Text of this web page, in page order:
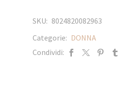
SKU: 8024820082963
Categorie: DONNA
Condividi: